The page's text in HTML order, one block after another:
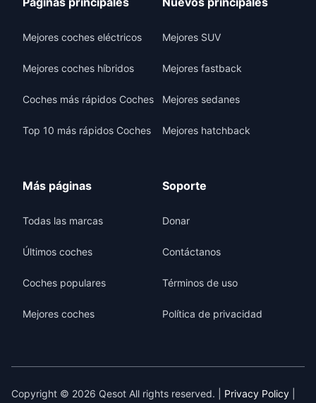
Mejores coches eléctricos
Mejores coches híbridos
Coches más rápidos Coches
Top 10 más rápidos Coches
Mejores SUV
Mejores fastback
Mejores sedanes
Mejores hatchback
Más páginas
Todas las marcas
Últimos coches
Coches populares
Mejores coches
Soporte
Donar
Contáctanos
Términos de uso
Política de privacidad
Copyright © 2026 Qesot All rights reserved. | Privacy Policy